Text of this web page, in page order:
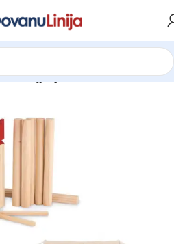
kategorijos